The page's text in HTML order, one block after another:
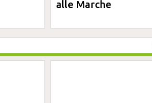
alle Marche